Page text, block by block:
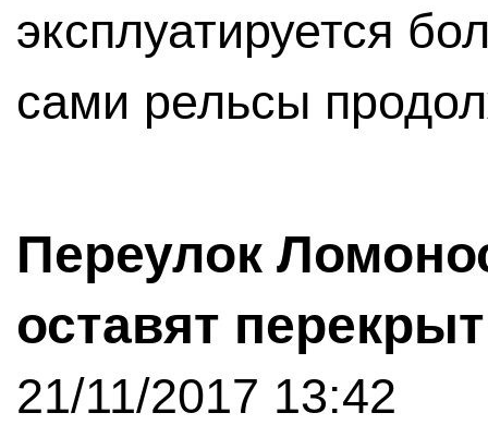
эксплуатируется
сами рельсы
Переулок
оставят
21/11/2017 13:42